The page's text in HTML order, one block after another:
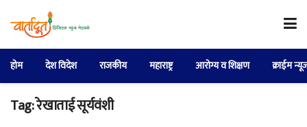
होम देश विदेश राजकीय महाराष्ट्र आरोग्य व शिक्षण क्राईम
Tag:रेखाताई सूर्यवंशी